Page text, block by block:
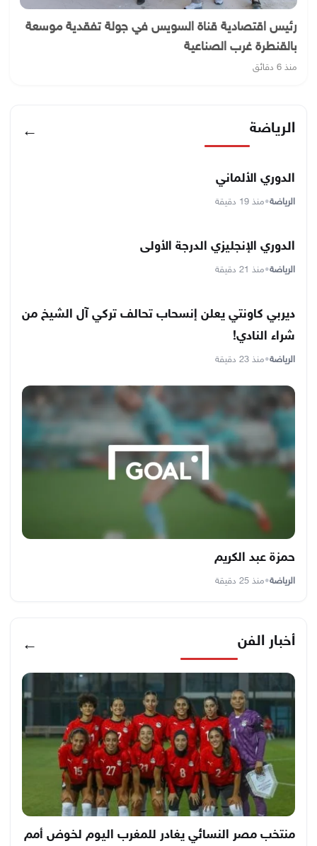
رئيس اقتصادية قناة السويس في جولة تفقدية موسعة
بالقنطرة غرب الصناعية
منذ 6 دقائق
الرياضة ←
الدوري الألماني
الرياضة•منذ 19 دقيقة
الدوري الإنجليزي الدرجة الأولى
الرياضة•منذ 21 دقيقة
ديربي كاونتي يعلن إنسحاب تحالف تركي آل الشيخ من
شراء النادي!
الرياضة•منذ 23 دقيقة
حمزة عبد الكريم
الرياضة•منذ 25 دقيقة
أخبار الفن ←
منتخب مصر النسائي يغادر للمغرب اليوم لخوض أمم